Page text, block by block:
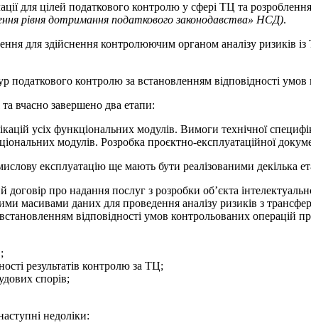
для цілей податкового контролю у сфері ТЦ та
рівня дотримання податкового законодавства» НСД).
для здійснення контролюючим органом аналізу ризиків
контролю за встановленням відповідності
вчасно завершено два етапи:
усіх функціональних модулів. Вимоги технічної
модулів. Розробка проєктно-експлуатаційної
експлуатацію ще мають бути реалізованими декілька
про надання послуг з розробки об’єкта
масивами даних для проведення аналізу ризиків з
відповідності умов контрольованих
результатів контролю за ТЦ;
спорів;
недоліки: